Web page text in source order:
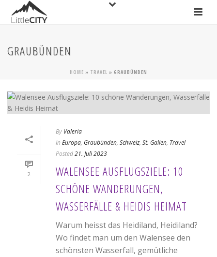
GRAUBÜNDEN
HOME » TRAVEL » GRAUBÜNDEN
2
By Valeria
In Europa, Graubünden, Schweiz, St. Gallen, Travel
Posted21. Juli 2023
WALENSEE AUSFLUGSZIELE: 10
SCHÖNE WANDERUNGEN,
WASSERFÄLLE & HEIDIS HEIMAT
Warum heisst das Heidiland, Heidiland?
Wo findet man um den Walensee den
schönsten Wasserfall, gemütliche